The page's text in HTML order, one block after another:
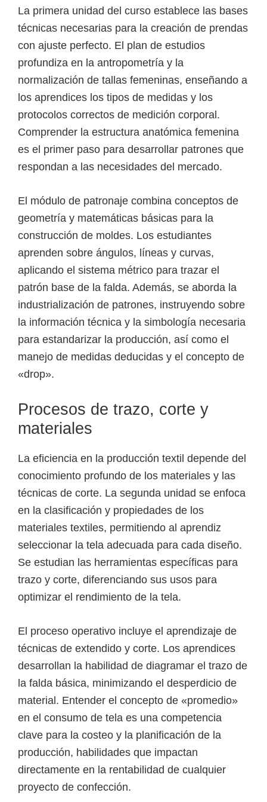
e
l
S
E
N
A
La primera unidad del curso establece las bases
técnicas necesarias para la creación de prendas
con ajuste perfecto. El plan de estudios
profundiza en la antropometría y la
normalización de tallas femeninas, enseñando a
los aprendices los tipos de medidas y los
protocolos correctos de medición corporal.
Comprender la estructura anatómica femenina
es el primer paso para desarrollar patrones que
respondan a las necesidades del mercado.
El módulo de patronaje combina conceptos de
geometría y matemáticas básicas para la
construcción de moldes. Los estudiantes
aprenden sobre ángulos, líneas y curvas,
aplicando el sistema métrico para trazar el
patrón base de la falda. Además, se aborda la
industrialización de patrones, instruyendo sobre
la información técnica y la simbología necesaria
para estandarizar la producción, así como el
manejo de medidas deducidas y el concepto de
«drop».
Procesos de trazo, corte y
materiales
La eficiencia en la producción textil depende del
conocimiento profundo de los materiales y las
técnicas de corte. La segunda unidad se enfoca
en la clasificación y propiedades de los
materiales textiles, permitiendo al aprendiz
seleccionar la tela adecuada para cada diseño.
Se estudian las herramientas específicas para
trazo y corte, diferenciando sus usos para
optimizar el rendimiento de la tela.
El proceso operativo incluye el aprendizaje de
técnicas de extendido y corte. Los aprendices
desarrollan la habilidad de diagramar el trazo de
la falda básica, minimizando el desperdicio de
material. Entender el concepto de «promedio»
en el consumo de tela es una competencia
clave para la costeo y la planificación de la
producción, habilidades que impactan
directamente en la rentabilidad de cualquier
proyecto de confección.